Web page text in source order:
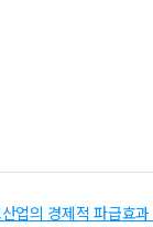
업의 경제적 파급효